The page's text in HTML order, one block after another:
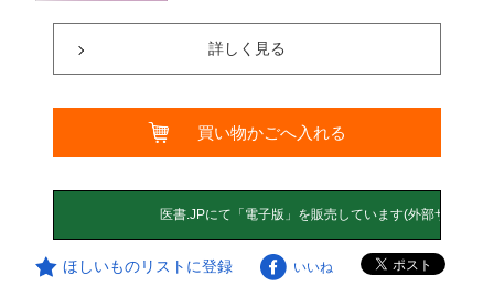
詳しく見る
買い物かごへ入れる
ほしいものリストに登録 いいね